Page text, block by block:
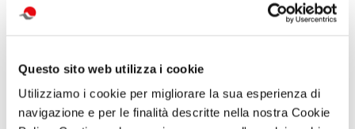
Questo sito web utilizza i cookie
Utilizziamo i cookie per migliorare la sua esperienza di
navigazione e per le finalità descritte nella nostra Cookie
Visita guidata
SAN GENNARO
E NAPOLI:
DUOMO E
– Naviglio del
Brenta - Sabato
12 Settembre
CAORLE - Hotel
Olympus - dal 10
al 13 settembre